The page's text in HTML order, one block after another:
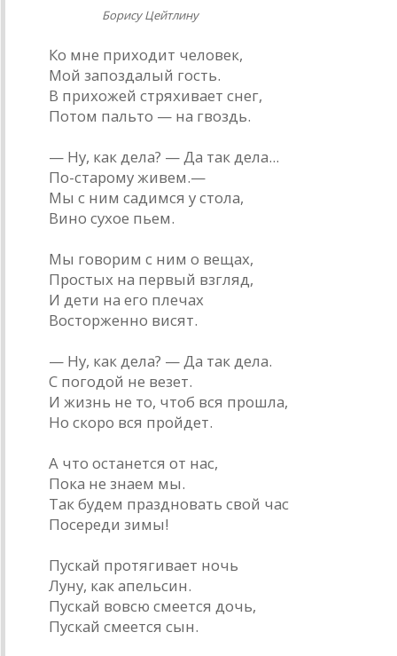
Борису Цейтлину
Ко мне приходит человек,
Мой запоздалый гость.
В прихожей стряхивает снег,
Потом пальто — на гвоздь.
— Ну, как дела? — Да так дела...
По-старому живем.—
Мы с ним садимся у стола,
Вино сухое пьем.
Мы говорим с ним о вещах,
Простых на первый взгляд,
И дети на его плечах
Восторженно висят.
— Ну, как дела? — Да так дела.
С погодой не везет.
И жизнь не то, чтоб вся прошла,
Но скоро вся пройдет.
А что останется от нас,
Пока не знаем мы.
Так будем праздновать свой час
Посереди зимы!
Пускай протягивает ночь
Луну, как апельсин.
Пускай вовсю смеется дочь,
Пускай смеется сын.